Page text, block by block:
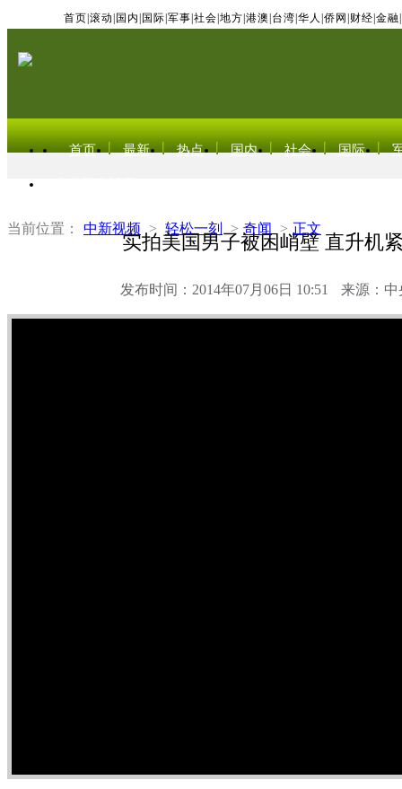
首页 滚动 国内 国际 军事 社会 地方 港澳 台湾 华人 侨网 财经 金融
首页 最新 热点 国内 社会 国际
当前位置： 中新视频 > 轻松一刻 > 奇闻 > 正文
实拍美国男子被困峭壁 直升机
发布时间：2014年07月06日 10:51 来源：中